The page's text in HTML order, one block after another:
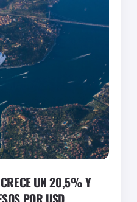
UN 20,5% Y
POR USD...